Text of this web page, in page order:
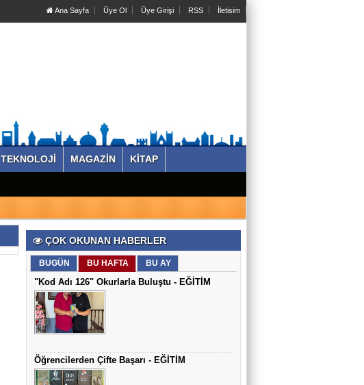
Ana Sayfa Üye Ol Üye Girişi RSS İletisim
TEKNOLOJİ MAGAZİN KİTAP
ÇOK OKUNAN HABERLER
BUGÜN BU HAFTA BU AY
"Kod Adı 126" Okurlarla Buluştu - EĞİTİM
Öğrencilerden Çifte Başarı - EĞİTİM